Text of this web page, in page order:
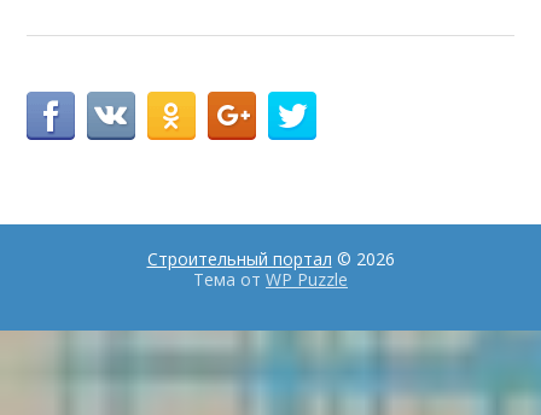
Строительный портал © 2026
Тема от WP Puzzle